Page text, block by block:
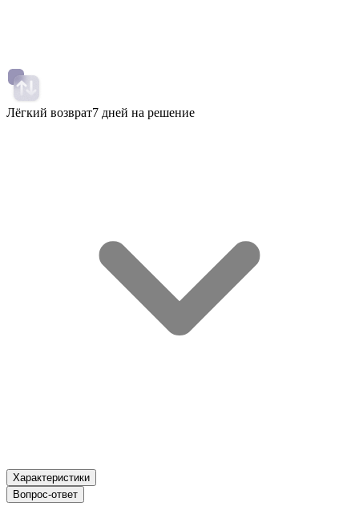
Лёгкий возврат7 дней на решение
Характеристики
Вопрос-ответ